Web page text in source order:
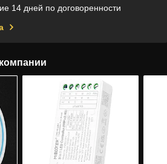
14 дней по договоренности